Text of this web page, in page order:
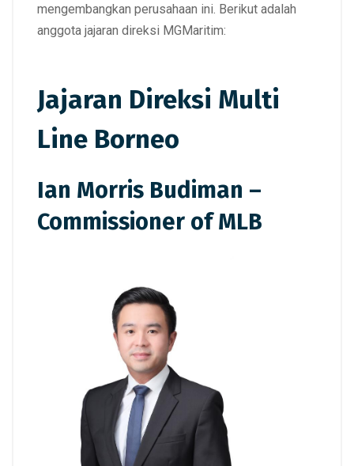
mengembangkan perusahaan ini. Berikut adalah
anggota jajaran direksi MGMaritim:
Jajaran Direksi Multi
Line Borneo
Ian Morris Budiman –
Commissioner of MLB